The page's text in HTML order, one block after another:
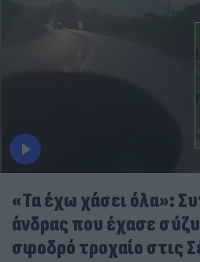
«Τα έχω χάσει όλα»:
άνδρας που έχασε
σφοδρό τροχαίο στις